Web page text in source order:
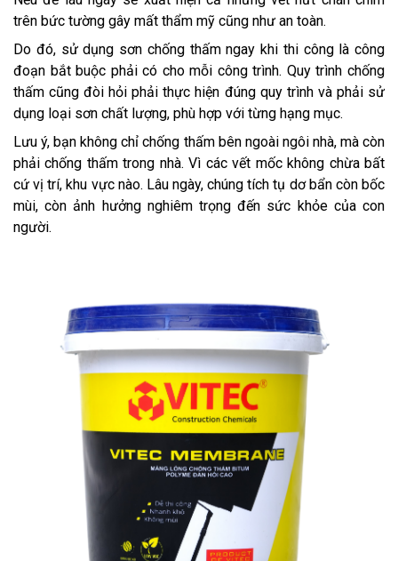
trên bức tường gây mất thẩm mỹ cũng như an toàn.
Do đó, sử dụng sơn chống thấm ngay khi thi công là công
đoạn bắt buộc phải có cho mỗi công trình. Quy trình chống
thấm cũng đòi hỏi phải thực hiện đúng quy trình và phải sử
dụng loại sơn chất lượng, phù hợp với từng hạng mục.
Lưu ý, bạn không chỉ chống thấm bên ngoài ngôi nhà, mà còn
phải chống thấm trong nhà. Vì các vết mốc không chừa bất
cứ vị trí, khu vực nào. Lâu ngày, chúng tích tụ dơ bẩn còn bốc
mùi, còn ảnh hưởng nghiêm trọng đến sức khỏe của con
người.